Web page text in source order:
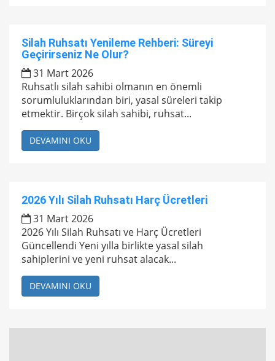
Silah Ruhsatı Yenileme Rehberi: Süreyi
Geçirirseniz Ne Olur?
31 Mart 2026
Ruhsatlı silah sahibi olmanın en önemli
sorumluluklarından biri, yasal süreleri takip
etmektir. Birçok silah sahibi, ruhsat...
DEVAMINI OKU
2026 Yılı Silah Ruhsatı Harç Ücretleri
31 Mart 2026
2026 Yılı Silah Ruhsatı ve Harç Ücretleri
Güncellendi Yeni yılla birlikte yasal silah
sahiplerini ve yeni ruhsat alacak...
DEVAMINI OKU